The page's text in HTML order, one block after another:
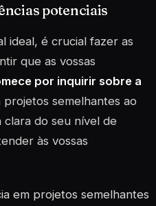
potenciais
ideal, é crucial fazer as
que as vossas
por inquirir sobre a
projetos semelhantes ao
clara do seu nível de
às vossas
em projetos semelhantes